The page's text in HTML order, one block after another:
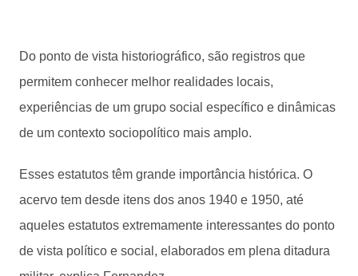
Do ponto de vista historiográfico, são registros que
permitem conhecer melhor realidades locais,
experiências de um grupo social específico e dinâmicas
de um contexto sociopolítico mais amplo.
Esses estatutos têm grande importância histórica. O
acervo tem desde itens dos anos 1940 e 1950, até
aqueles estatutos extremamente interessantes do ponto
de vista político e social, elaborados em plena ditadura